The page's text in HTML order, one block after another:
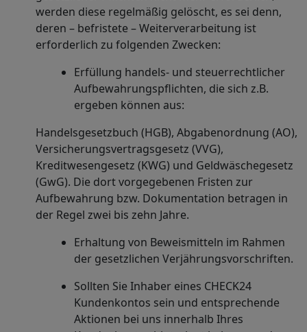
werden diese regelmäßig gelöscht, es sei denn,
deren – befristete – Weiterverarbeitung ist
erforderlich zu folgenden Zwecken:
Erfüllung handels- und steuerrechtlicher
Aufbewahrungspflichten, die sich z.B.
ergeben können aus:
Handelsgesetzbuch (HGB), Abgabenordnung (AO),
Versicherungsvertragsgesetz (VVG),
Kreditwesengesetz (KWG) und Geldwäschegesetz
(GwG). Die dort vorgegebenen Fristen zur
Aufbewahrung bzw. Dokumentation betragen in
der Regel zwei bis zehn Jahre.
Erhaltung von Beweismitteln im Rahmen
der gesetzlichen Verjährungsvorschriften.
Sollten Sie Inhaber eines CHECK24
Kundenkontos sein und entsprechende
Aktionen bei uns innerhalb Ihres